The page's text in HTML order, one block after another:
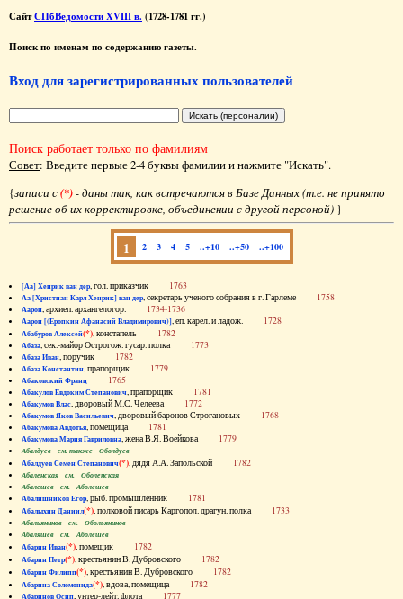
СайтСПбВедомости XVIII в. (1728-1781 гг.)
Поиск по именам по содержанию газеты.
Вход для зарегистрированных пользователей
Поиск работает только по фамилиям
Совет: Введите первые 2-4 буквы фамилии и нажмите "Искать".
{записи с(*)- даны так, как встречаются в Базе Данных (т.е. не принято
решение об их корректировке, объединении с другой персоной) }
1 2 3 4 5 ..+10 ..+50 ..+100
[Аа] Хенрик ван дер, гол. приказчик 1763
Аа [Христиан Карл Хенрик] ван дер, секретарь ученого собрания в г. Гарлеме 1758
Аарон, архиеп. архангелогор. 1734-1736
Аарон [(Еропкин Афанасий Владимирович)], еп. карел. и ладож. 1728
Абабуров Алексей(*), констапель 1782
Абаза, сек.-майор Острогож. гусар. полка 1773
Абаза Иван, поручик 1782
Абаза Константин, прапорщик 1779
Абаковский Франц 1765
Абакулов Евдоким Степанович, прапорщик 1781
Абакумов Влас, дворовый М.С. Челеева 1772
Абакумов Яков Васильевич, дворовый баронов Строгановых 1768
Абакумова Авдотья, помещица 1781
Абакумова Мария Гавриловна, жена В.Я. Воейкова 1779
Абалдуев см. также Оболдуев
Абалдуев Семен Степанович(*), дядя А.А. Запольской 1782
Абаленская см. Оболенская
Абалешев см. Аболешев
Абалишников Егор, рыб. промышленник 1781
Абалыхин Даниил(*), полковой писарь Каргопол. драгун. полка 1733
Абальянинов см. Обольянинов
Абаляшев см. Аболешев
Абарин Иван(*), помещик 1782
Абарин Петр(*), крестьянин В. Дубровского 1782
Абарин Филипп(*), крестьянин В. Дубровского 1782
Абарина Соломонида(*), вдова, помещица 1782
Абаринов Осип, унтер-лейт. флота 1777